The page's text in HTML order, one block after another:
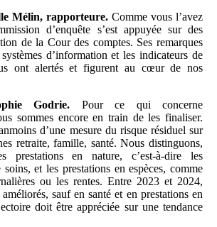
Mélin, rapporteure. Comme vous l’avez
d’enquête s’est appuyée sur des
de la Cour des comptes. Ses remarques
d’information et les indicateurs de
ont alertés et figurent au cœur de nos
Godrie. Pour ce qui concerne
sommes encore en train de les finaliser.
d’une mesure du risque résiduel sur
retraite, famille, santé. Nous distinguons,
en nature, c’est‑à‑dire les
soins, et les prestations en espèces, comme
ou les rentes. Entre 2023 et 2024,
sauf en santé et en prestations en
doit être appréciée sur une tendance